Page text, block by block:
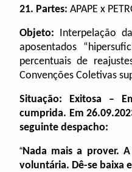
21. Partes: APAPE x
Objeto: Interpelação
aposentados
percentuais de
Convenções Coletivas
Situação: Exitosa –
cumprida. Em
seguinte despacho:
“Nada mais a prover.
voluntária. Dê-se baixa